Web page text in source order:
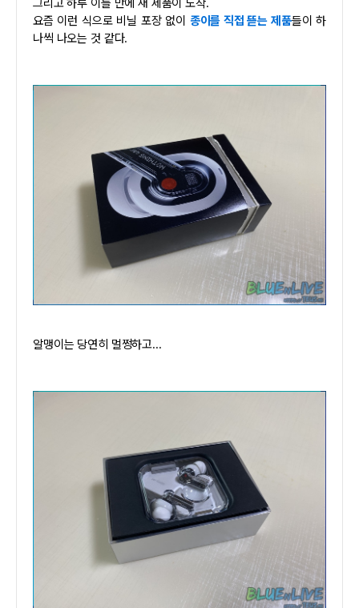
그리고 하루 이틀 만에 새 제품이 도착.
요즘 이런 식으로 비닐 포장 없이 종이를 직접 뜯는 제품들이 하
나씩 나오는 것 같다.
알맹이는 당연히 멀쩡하고...